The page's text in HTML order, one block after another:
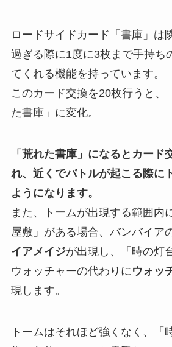
ロードサイドカード「書庫」は
過ぎる際に1度に3枚まで手持ち
てくれる機能を持っています。
このカード交換を20枚行うと、
た書庫」に変化。
「荒れた書庫」になるとカード
れ、近くでバトルが起こる際に
ようになります。
また、トームが出現する範囲内
屋敷」がある場合、バンバイア
イアメイジが出現し、「時の灯
ウォッチャーの代わりに ウォッ
現します。
トームはそれほど強くなく、「